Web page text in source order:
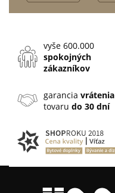
vyše 600.000
spokojných
zákazníkov
garanciavrátenia
tovarudo 30 dní